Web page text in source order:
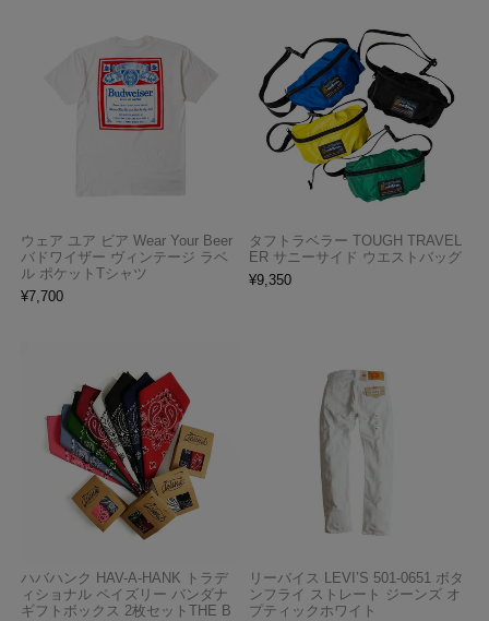
ウェア ユア ビア Wear Your Beer
バドワイザー ヴィンテージ ラベ
ル ポケットTシャツ
¥7,700
タフトラベラー TOUGH TRAVEL
ER サニーサイド ウエストバッグ
¥9,350
ハバハンク HAV-A-HANK トラデ
ィショナル ペイズリー バンダナ
ギフトボックス 2枚セットTHE B
リーバイス LEVI’S 501-0651 ボタ
ンフライ ストレート ジーンズ オ
プティックホワイト